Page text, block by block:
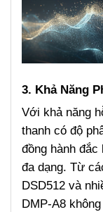
3. KhảNăng
Với khả năng
thanh có độ
đồng hành
đa dạng. Từ
DSD512 và
DMP-A8